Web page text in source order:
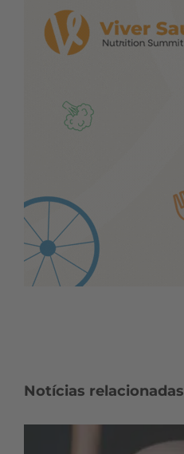
Notícias relacionadas